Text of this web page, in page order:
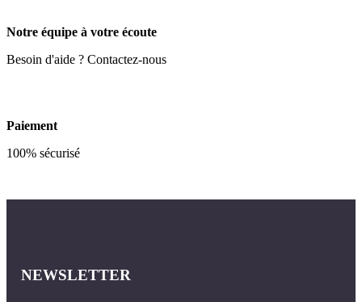
Notre équipe à votre écoute
Besoin d'aide ? Contactez-nous
Paiement
100% sécurisé
NEWSLETTER